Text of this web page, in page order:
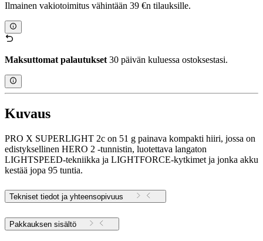
Ilmainen vakiotoimitus vähintään 39 €n tilauksille.
Maksuttomat palautukset30 päivän kuluessa ostoksestasi.
Kuvaus
PRO X SUPERLIGHT 2c on 51 g painava kompakti hiiri, jossa on
edistyksellinen HERO 2 -tunnistin, luotettava langaton
LIGHTSPEED-tekniikka ja LIGHTFORCE-kytkimet ja jonka akku
kestää jopa 95 tuntia.
Tekniset tiedot ja yhteensopivuus
Pakkauksen sisältö